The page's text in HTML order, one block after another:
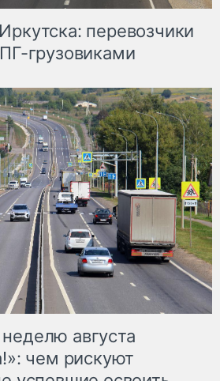
перевозчики
грузовиками
августа
чем рискуют